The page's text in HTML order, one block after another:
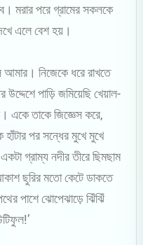
মরার পরে গ্রামের সকলকে
এলে বেশ হয়।
আমার। নিজেকে ধরে রাখতে
উদ্দেশে পাড়ি জমিয়েছি খেয়াল-
একে তাকে জিজ্ঞেস করে,
হাঁটার পর সন্ধের মুখে মুখে
গ্রাম্য নদীর তীরে ছিমছাম
ছুরির মতো কেটে ডাকতে
পাশে ঝোপেঝাড়ে ঝিঁঝিঁ